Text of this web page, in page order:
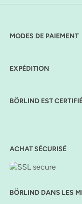
MODES DE PAIEMENT
EXPÉDITION
BÖRLIND EST
ACHAT SÉCURISÉ
BÖRLIND DANS LES